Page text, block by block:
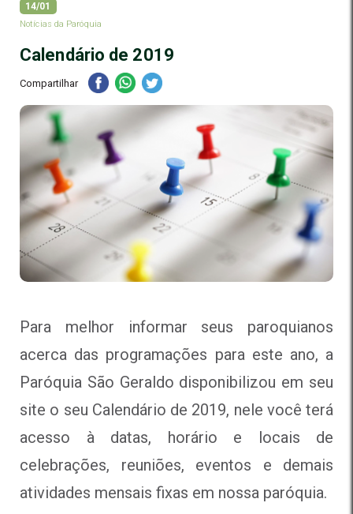
14/01
Notícias da Paróquia
Calendário de 2019
Compartilhar
Para melhor informar seus paroquianos
acerca das programações para este ano, a
Paróquia São Geraldo disponibilizou em seu
site o seu Calendário de 2019, nele você terá
acesso à datas, horário e locais de
celebrações, reuniões, eventos e demais
atividades mensais fixas em nossa paróquia.